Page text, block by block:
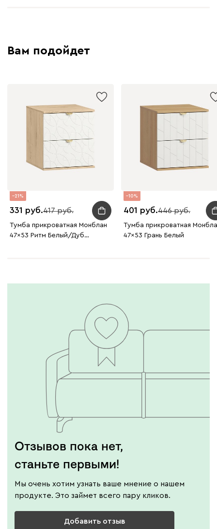
Вам подойдет
21
331 417
Тумба прикроватная Монблан
47x53 Ритм Белый/Дуб
10
401 446
Тумба прикроватная
47x53 Грань Белый
Отзывов пока нет,
станьте первыми!
Мы очень хотим узнать ваше мнение о нашем
продукте. Это займет всего пару кликов.
Добавить отзыв